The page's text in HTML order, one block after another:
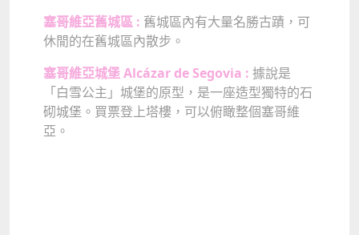
塞哥維亞舊城區 : 舊城區內有大量名勝古蹟，可
休閒的在舊城區內散步。
塞哥維亞城堡 Alcázar de Segovia : 據說是
「白雪公主」城堡的原型，是一座造型獨特的石
砌城堡。買票登上塔樓，可以俯瞰整個塞哥維
亞。